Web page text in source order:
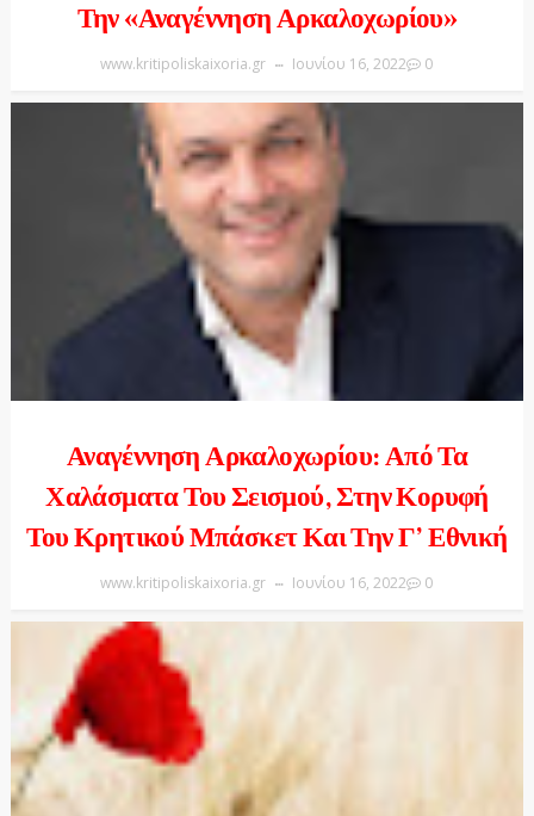
Την «Αναγέννηση Αρκαλοχωρίου»
www.kritipoliskaixoria.gr Ιουνίου 16, 2022 0
Αναγέννηση Αρκαλοχωρίου: Από Τα
Χαλάσματα Του Σεισμού, Στην Κορυφή
Του Κρητικού Μπάσκετ Και Την Γ’ Εθνική
www.kritipoliskaixoria.gr Ιουνίου 16, 2022 0